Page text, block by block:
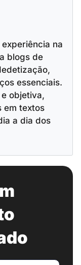
na
blogs de
essenciais.
objetiva,
em textos
a dia dos